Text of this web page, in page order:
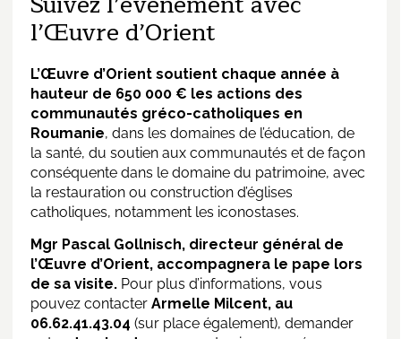
l’Œuvre d’Orient
L’Œuvre d’Orient soutient chaque année à
hauteur de 650 000 € les actions des
communautés gréco-catholiques en
Roumanie, dans les domaines de l’éducation, de
la santé, du soutien aux communautés et de façon
conséquente dans le domaine du patrimoine, avec
la restauration ou construction d’églises
catholiques, notamment les iconostases.
Mgr Pascal Gollnisch, directeur général de
l’Œuvre d’Orient, accompagnera le pape lors
de sa visite. Pour plus d’informations, vous
pouvez contacter Armelle Milcent, au
06.62.41.43.04 (sur place également), demander